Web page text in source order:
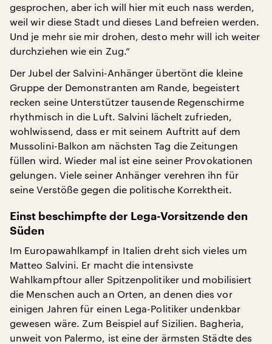
gesprochen, aber ich will hier mit euch nass werden,
weil wir diese Stadt und dieses Land befreien werden.
Und je mehr sie mir drohen, desto mehr will ich weiter
durchziehen wie ein Zug.“
Der Jubel der Salvini-Anhänger übertönt die kleine
Gruppe der Demonstranten am Rande, begeistert
recken seine Unterstützer tausende Regenschirme
rhythmisch in die Luft. Salvini lächelt zufrieden,
wohlwissend, dass er mit seinem Auftritt auf dem
Mussolini-Balkon am nächsten Tag die Zeitungen
füllen wird. Wieder mal ist eine seiner Provokationen
gelungen. Viele seiner Anhänger verehren ihn für
seine Verstöße gegen die politische Korrektheit.
Einst beschimpfte der Lega-Vorsitzende den
Süden
Im Europawahlkampf in Italien dreht sich vieles um
Matteo Salvini. Er macht die intensivste
Wahlkampftour aller Spitzenpolitiker und mobilisiert
die Menschen auch an Orten, an denen dies vor
einigen Jahren für einen Lega-Politiker undenkbar
gewesen wäre. Zum Beispiel auf Sizilien. Bagherìa,
unweit von Palermo, ist eine der ärmsten Städte des